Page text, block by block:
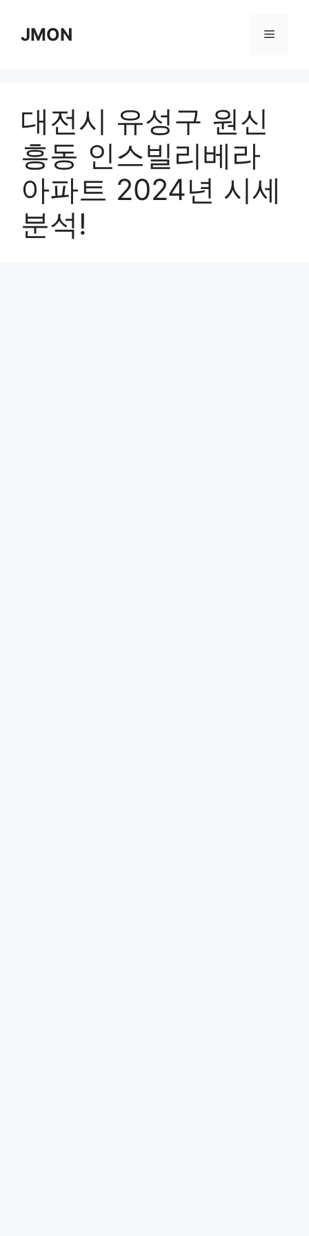
contentJMON Menu
대전시 유성구 원신
흥동 인스빌리베라
아파트 2024년 시세
분석!